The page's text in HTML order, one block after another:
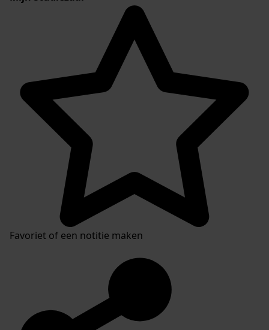
Favoriet of een notitie maken